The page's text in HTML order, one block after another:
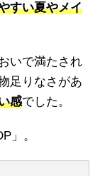
すい夏やメイ
いで満たされ
足りなさがあ
感でした。
」。